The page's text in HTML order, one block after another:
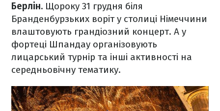
Берлін. Щороку 31 грудня біля
Бранденбурзьких воріт у столиці Німеччини
влаштовують грандіозний концерт. А у
фортеці Шпандау організовують
лицарський турнір та інші активності на
середньовічну тематику.